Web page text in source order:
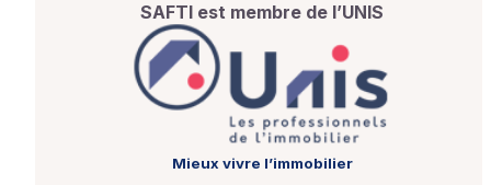
SAFTI est membre de l’UNIS
Mieux vivre l’immobilier